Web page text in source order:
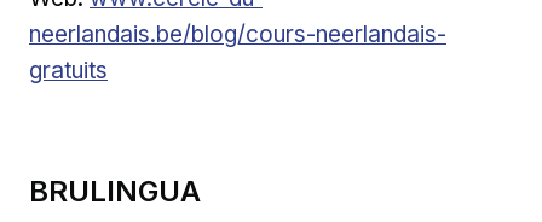
neerlandais.be/blog/cours-neerlandais-
gratuits
BRULINGUA